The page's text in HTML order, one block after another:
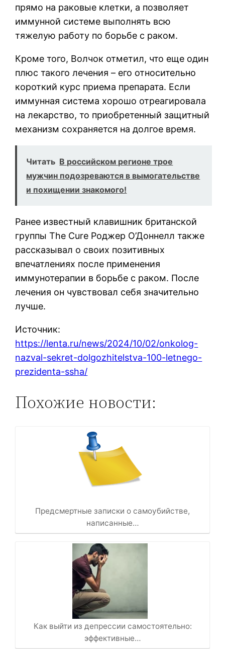
прямо на раковые клетки, а позволяет
иммунной системе выполнять всю
тяжелую работу по борьбе с раком.
Кроме того, Волчок отметил, что еще один
плюс такого лечения – его относительно
короткий курс приема препарата. Если
иммунная система хорошо отреагировала
на лекарство, то приобретенный защитный
механизм сохраняется на долгое время.
Читать В российском регионе трое
мужчин подозреваются в вымогательстве
и похищении знакомого!
Ранее известный клавишник британской
группы The Cure Роджер О’Доннелл также
рассказывал о своих позитивных
впечатлениях после применения
иммунотерапии в борьбе с раком. После
лечения он чувствовал себя значительно
лучше.
Источник:
https://lenta.ru/news/2024/10/02/onkolog-
nazval-sekret-dolgozhitelstva-100-letnego-
prezidenta-ssha/
Похожие новости:
Предсмертные записки о самоубийстве,
написанные…
Как выйти из депрессии самостоятельно:
эффективные…